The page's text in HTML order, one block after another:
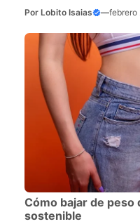
Por Lobito Isaias —febrero
Cómo bajar de peso
sostenible